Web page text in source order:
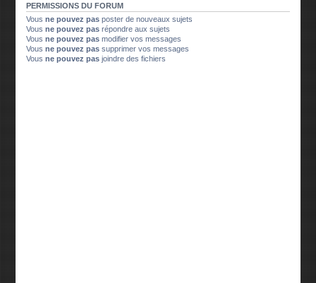
PERMISSIONS DU FORUM
Vousne pouvez pas poster de nouveaux sujets
Vousne pouvez pas répondre aux sujets
Vousne pouvez pas modifier vos messages
Vousne pouvez pas supprimer vos messages
Vousne pouvez pas joindre des fichiers